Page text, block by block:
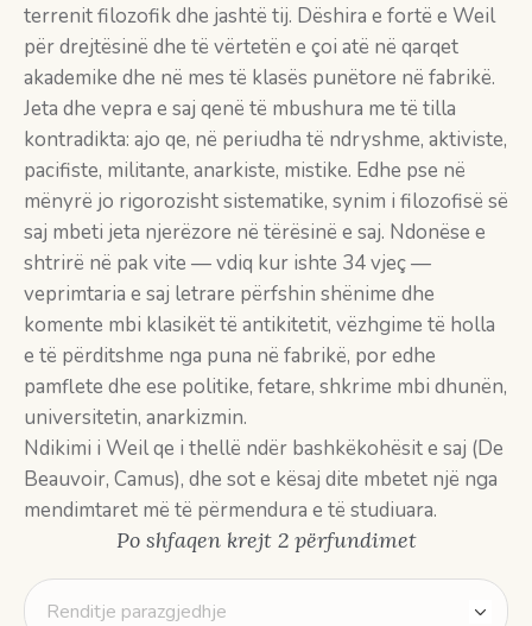
terrenit filozofik dhe jashtë tij. Dëshira e fortë e Weil
për drejtësinë dhe të vërtetën e çoi atë në qarqet
akademike dhe në mes të klasës punëtore në fabrikë.
Jeta dhe vepra e saj qenë të mbushura me të tilla
kontradikta: ajo qe, në periudha të ndryshme, aktiviste,
pacifiste, militante, anarkiste, mistike. Edhe pse në
mënyrë jo rigorozisht sistematike, synim i filozofisë së
saj mbeti jeta njerëzore në tërësinë e saj. Ndonëse e
shtrirë në pak vite — vdiq kur ishte 34 vjeç —
veprimtaria e saj letrare përfshin shënime dhe
komente mbi klasikët të antikitetit, vëzhgime të holla
e të përditshme nga puna në fabrikë, por edhe
pamflete dhe ese politike, fetare, shkrime mbi dhunën,
universitetin, anarkizmin.
Ndikimi i Weil qe i thellë ndër bashkëkohësit e saj (De
Beauvoir, Camus), dhe sot e kësaj dite mbetet një nga
mendimtaret më të përmendura e të studiuara.
Po shfaqen krejt 2 përfundimet